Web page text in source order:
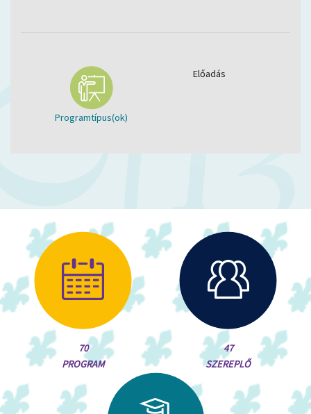
Programtípus(ok)
Előadás
70
PROGRAM
47
SZEREPLŐ